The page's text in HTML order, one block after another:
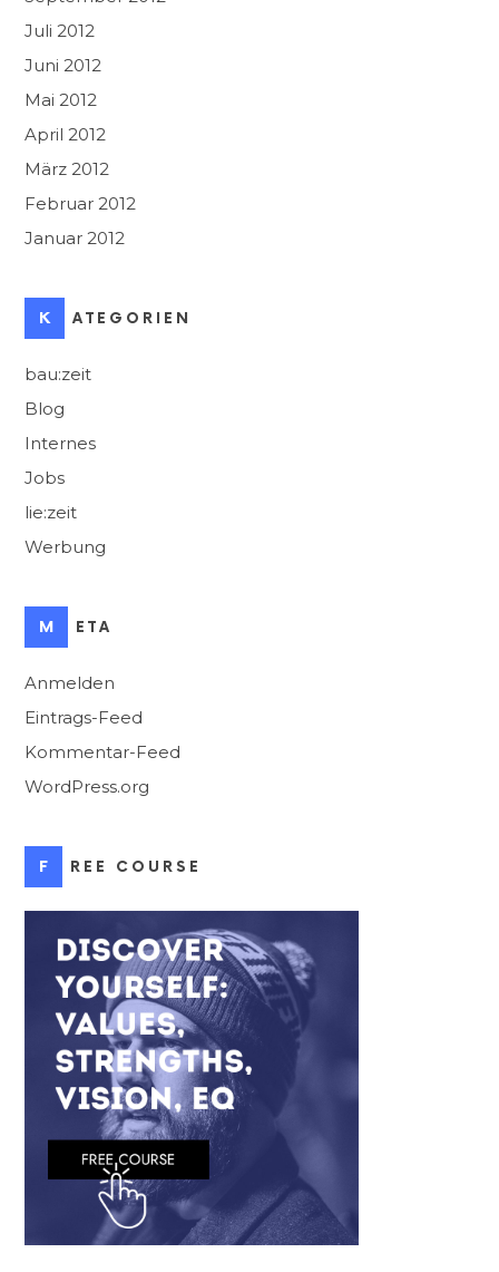
Juli 2012
Juni 2012
Mai 2012
April 2012
März 2012
Februar 2012
Januar 2012
KATEGORIEN
bau:zeit
Blog
Internes
Jobs
lie:zeit
Werbung
META
Anmelden
Eintrags-Feed
Kommentar-Feed
WordPress.org
FREE COURSE